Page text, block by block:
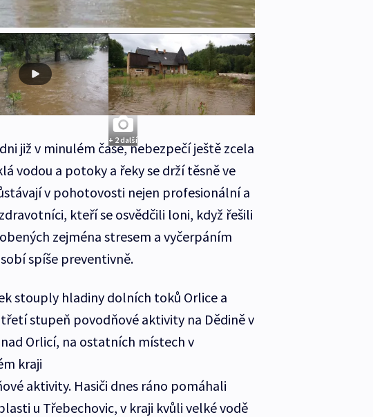
+ 2 další
již v minulém čase, nebezpečí ještě zcela
vodou a potoky a řeky se drží těsně ve
v pohotovosti nejen profesionální a
kteří se osvědčili loni, když řešili
zejména stresem a vyčerpáním
spíše preventivně.
stouply hladiny dolních toků Orlice a
stupeň povodňové aktivity na Dědině v
Orlicí, na ostatních místech v
kraji
aktivity. Hasiči dnes ráno pomáhali
u Třebechovic, v kraji kvůli velké vodě